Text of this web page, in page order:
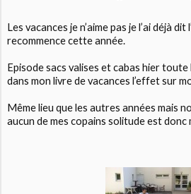
Les vacances je n’aime pas je l’ai déjà
recommence cette année.
Episode sacs valises et cabas hier toute
dans mon livre de vacances l’effet sur
Même lieu que les autres années mais
aucun de mes copains solitude est donc